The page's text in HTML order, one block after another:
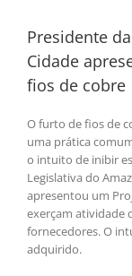
Presidente
Cidade
fios de cobre
O furto de fios de
uma prática
o intuito de inibir
Legislativa do
apresentou um
exerçam atividade
fornecedores. O
adquirido.